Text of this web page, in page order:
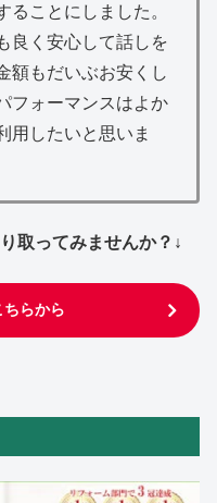
ることにしました。
良く安心して話しを
額もだいぶお安くし
フォーマンスはよか
用したいと思いま
取ってみませんか？↓
らから